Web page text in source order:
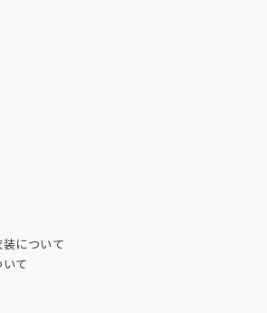
いました。
きました！
しくお願いします。
さで皆大満足です♪
このたび店の顔となる暖簾の制作をお
について
て